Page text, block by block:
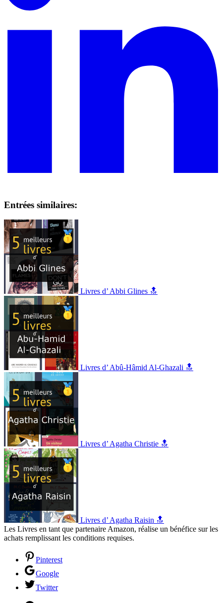
Entrées similaires:
Livres d’ Abbi Glines 🔝
Livres d’ Abû-Hâmid Al-Ghazali 🔝
Livres d’ Agatha Christie 🔝
Livres d’ Agatha Raisin 🔝
Les Livres en tant que partenaire Amazon, réalise un bénéfice sur les
achats remplissant les conditions requises.
Pinterest
Google
Twitter